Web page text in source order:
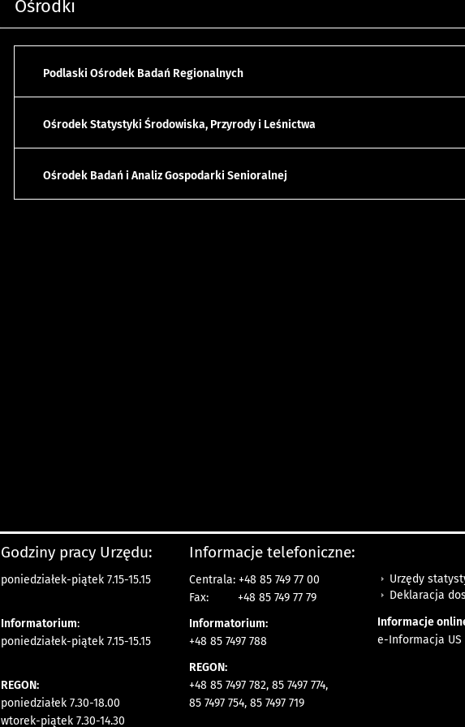
Ośrodki
Podlaski Ośrodek Badań Regionalnych
Ośrodek Statystyki Środowiska, Przyrody i Leśnictwa
Ośrodek Badań i Analiz Gospodarki Senioralnej
Godziny pracy Urzędu:
poniedziałek-piątek 7.15-15.15
Informatorium:
poniedziałek-piątek 7.15-15.15
REGON:
poniedziałek 7.30-18.00
wtorek-piątek 7.30-14.30
Informacje telefoniczne:
Centrala: +48 85 749 77 00
Fax:
+48 85 749 77 79
Informatorium:
+48 85 7497 788
REGON:
+48 85 7497 782, 85 7497 774,
85 7497 754, 85 7497 719
Urzędy
Deklaracja
Informacje
e-Informacja US